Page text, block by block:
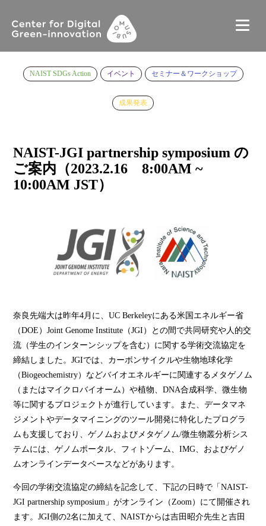
NAIST SDGs Action イベント セミナー＆ワークショップ
成果発表
NAIST-JGI partnership symposium の
ご案内（2023.2.16 8:00AM ~
10:00AM JST）
奈良先端大は昨年4月に、UC Berkeleyにある米国エネルギー省
（DOE）Joint Genome Institute（JGI）との間で共同研究や人的交
流（学生のインターンシップを含む）に関する学術交流協定を
締結しました。JGIでは、カーボンサイクルや生物地球化学
（Biogeochemistry）などバイオエネルギーに関連するメタゲノム
（またはマイクロバイオーム）や植物、DNA合成科学、微生物
等に関するプロジェクトが進行しています。また、データマネ
ジメントやデータマイニングのツール開発に特化したプログラ
ムも支援しており、ゲノムおよびメタゲノム/微生物叢分析シス
テムには、ゲノムポータル、フィトゾーム、IMG、およびゲノ
ムオンラインデータベースなどがあります。
今回の学術交流協定の締結を記念して、下記の日時で「NAIST-
JGI partnership symposium」がオンライン（Zoom）にて開催され
ます。JGI側の2名に加えて、NAISTからは吉田昭介先生と吉田